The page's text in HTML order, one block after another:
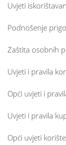
Uvjeti
Podnošenje
Zaštita osobnih
Uvjeti i pravila
Opći uvjeti i
Uvjeti i pravila
Opći uvjeti